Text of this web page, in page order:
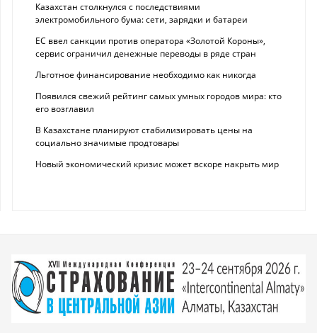
Казахстан столкнулся с последствиями
электромобильного бума: сети, зарядки и батареи
ЕС ввел санкции против оператора «Золотой Короны»,
сервис ограничил денежные переводы в ряде стран
Льготное финансирование необходимо как никогда
Появился свежий рейтинг самых умных городов мира: кто
его возглавил
В Казахстане планируют стабилизировать цены на
социально значимые продтовары
Новый экономический кризис может вскоре накрыть мир